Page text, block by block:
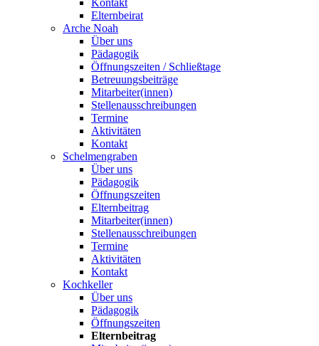
Elternbeirat
Arche Noah
Über uns
Pädagogik
Öffnungszeiten / Schließtage
Betreuungsbeiträge
Mitarbeiter(innen)
Stellenausschreibungen
Termine
Aktivitäten
Kontakt
Schelmengraben
Über uns
Pädagogik
Öffnungszeiten
Elternbeitrag
Mitarbeiter(innen)
Stellenausschreibungen
Termine
Aktivitäten
Kontakt
Kochkeller
Über uns
Pädagogik
Öffnungszeiten
Elternbeitrag